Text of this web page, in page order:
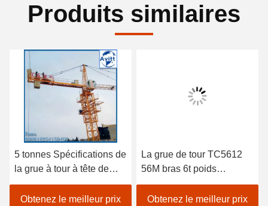
Produits similaires
5 tonnes Spécifications de
la grue à tour à tête de
chat pour les projets de
construction civile
Obtenez le meilleur prix
La grue de tour TC5612
56M bras 6t poids
équipement de
construction de bâtiment
Obtenez le meilleur prix